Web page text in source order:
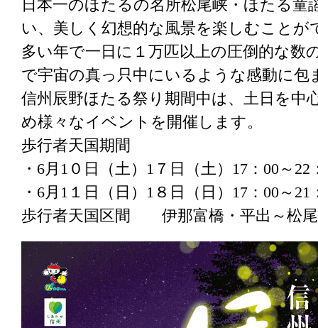
日本一のほたるの名所松尾峡・ほたる
い、美しく幻想的な風景を楽しむことが
多い年で一日に１万匹以上の圧倒的な数
で宇宙の真っ只中にいるような感動に包
信州辰野ほたる祭り期間中は、土日を中
め様々なイベントを開催します。
歩行者天国期間
・6月1０日（土）1７日（土）17：00～22
・6月1１日（日）1８日（日）17：00～21
歩行者天国区間 伊那富橋・平出～松